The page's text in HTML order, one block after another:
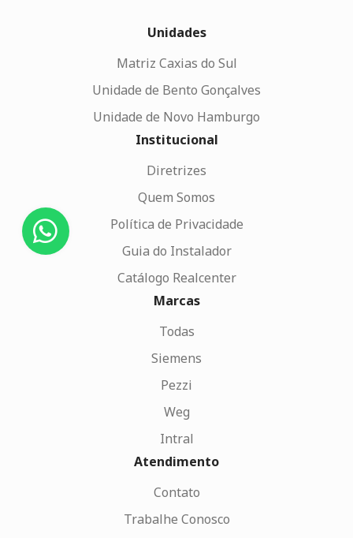
Unidades
Matriz Caxias do Sul
Unidade de Bento Gonçalves
Unidade de Novo Hamburgo
Institucional
Diretrizes
Quem Somos
Política de Privacidade
Guia do Instalador
Catálogo Realcenter
Marcas
Todas
Siemens
Pezzi
Weg
Intral
Atendimento
Contato
Trabalhe Conosco